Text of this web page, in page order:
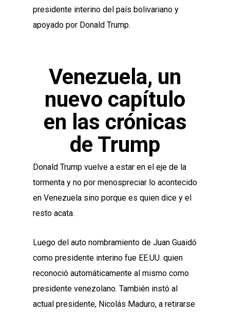
presidente interino del país bolivariano y
apoyado por Donald Trump.
Venezuela, un
nuevo capítulo
en las crónicas
de Trump
Donald Trump vuelve a estar en el eje de la
tormenta y no por menospreciar lo acontecido
en Venezuela sino porque es quien dice y el
resto acata.
Luego del auto nombramiento de Juan Guaidó
como presidente interino fue EE.UU. quien
reconoció automáticamente al mismo como
presidente venezolano. También instó al
actual presidente, Nicolás Maduro, a retirarse